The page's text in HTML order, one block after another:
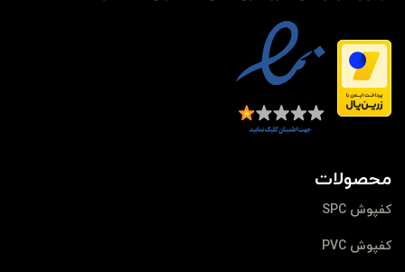
محصولات
کفپوش SPC
کفپوش PVC